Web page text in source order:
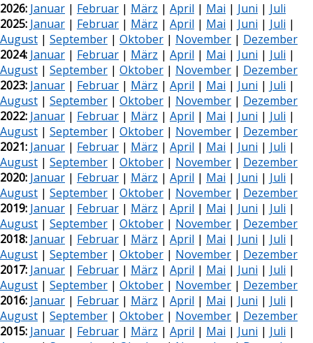
2026: Januar | Februar | März | April | Mai | Juni | Juli
2025: Januar | Februar | März | April | Mai | Juni | Juli |
August | September | Oktober | November | Dezember
2024: Januar | Februar | März | April | Mai | Juni | Juli |
August | September | Oktober | November | Dezember
2023: Januar | Februar | März | April | Mai | Juni | Juli |
August | September | Oktober | November | Dezember
2022: Januar | Februar | März | April | Mai | Juni | Juli |
August | September | Oktober | November | Dezember
2021: Januar | Februar | März | April | Mai | Juni | Juli |
August | September | Oktober | November | Dezember
2020: Januar | Februar | März | April | Mai | Juni | Juli |
August | September | Oktober | November | Dezember
2019: Januar | Februar | März | April | Mai | Juni | Juli |
August | September | Oktober | November | Dezember
2018: Januar | Februar | März | April | Mai | Juni | Juli |
August | September | Oktober | November | Dezember
2017: Januar | Februar | März | April | Mai | Juni | Juli |
August | September | Oktober | November | Dezember
2016: Januar | Februar | März | April | Mai | Juni | Juli |
August | September | Oktober | November | Dezember
2015: Januar | Februar | März | April | Mai | Juni | Juli |